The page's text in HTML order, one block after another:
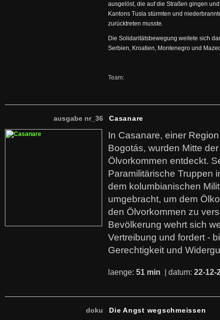
ausgelöst, die auf die Straßen gingen
Kantons Tusla stürmten und
zurücktreten musste.
Die Solidaritätsbewegung weitete sich
Serbien, Kroatien, Montenegro und
Team:
ausgabe nr_36 Casanare
In Casanare, einer
Bogotás, wurden Mitte
Ölvorkommen entdeckt.
Paramilitärische Truppen
dem kolumbianischen
umgebracht, um dem
den Ölvorkommen zu
Bevölkerung wehrt sich
Vertreibung und fordert -
Gerechtigkeit und
laenge: 51 min | datum: 22-12-
doku Die Angst wegschmeissen